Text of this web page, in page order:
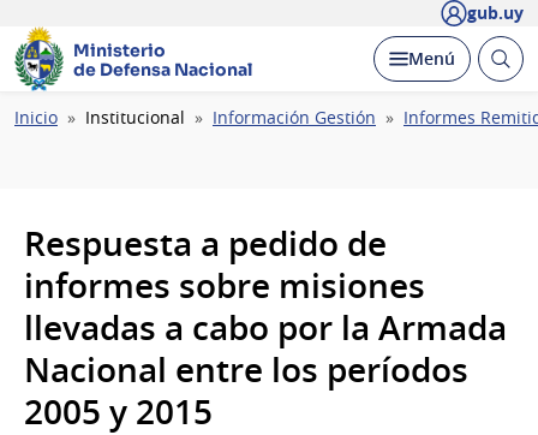
gub.uy
Ministerio
de Defensa Nacional
Desplegar
Menú Abrir
Ruta
Inicio Institucional Información Gestión Informes
Respuesta a pedido de
informes sobre misiones
llevadas a cabo por la Armada
Nacional entre los períodos
2005 y 2015